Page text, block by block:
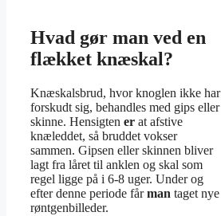
Hvad gør man ved en
flækket knæskal?
Knæskalsbrud, hvor knoglen ikke har
forskudt sig, behandles med gips eller
skinne. Hensigten er at afstive
knæleddet, så bruddet vokser
sammen. Gipsen eller skinnen bliver
lagt fra låret til anklen og skal som
regel ligge på i 6-8 uger. Under og
efter denne periode fårman taget nye
røntgenbilleder.